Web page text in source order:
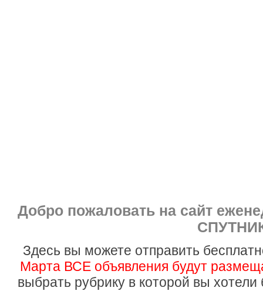
Добро пожаловать на сайт
Здесь вы можете отправить
Марта ВСЕ объявления будут
выбрать рубрику в которой вы